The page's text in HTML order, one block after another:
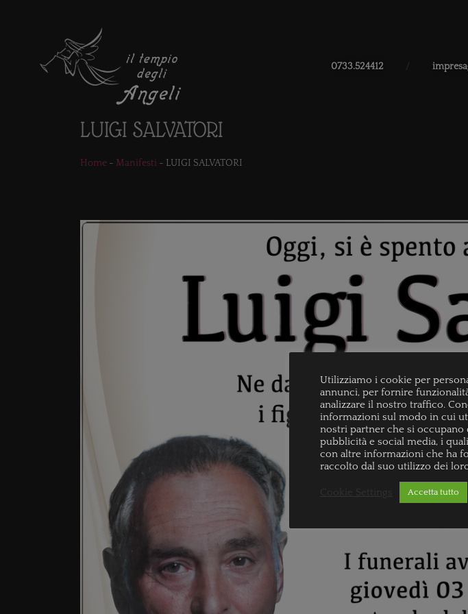
0733.524412 /
LUIGI SALVATORI
Home - Manifesti - LUIGI SALVATORI
Utilizziamo i cookie per
annunci, per fornire
analizzare il nostro traffico.
informazioni sul modo in cui
nostri partner che si occupano
pubblicità e social media, i
con altre informazioni che ha
raccolto dal suo utilizzo dei
Accetta tutto